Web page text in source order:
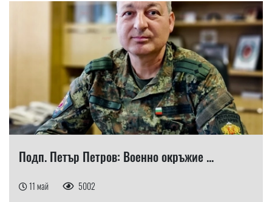
Подп. Петър Петров: Военно окръжие ...
11 май 5002